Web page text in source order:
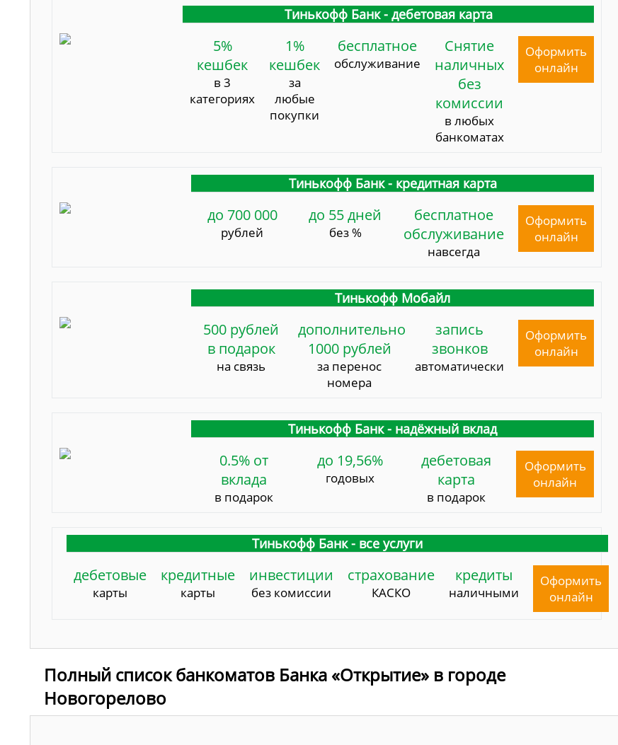
Тинькофф Банк - дебетовая карта
5%
кешбек
в 3
категориях
1%
кешбек
за
любые
покупки
бесплатное
обслуживание
Снятие
наличных
без
комиссии
в любых
банкоматах
Оформить
онлайн
Тинькофф Банк - кредитная карта
до 700 000
рублей
до 55 дней
без %
бесплатное
обслуживание
навсегда
Оформить
онлайн
Тинькофф Мобайл
500 рублей
в подарок
на связь
дополнительно
1000 рублей
за перенос
номера
запись
звонков
автоматически
Оформить
онлайн
Тинькофф Банк - надёжный вклад
0.5% от
вклада
в подарок
до 19,56%
годовых
дебетовая
карта
в подарок
Оформить
онлайн
Тинькофф Банк - все услуги
дебетовые
карты
кредитные
карты
инвестиции
без комиссии
страхование
КАСКО
кредиты
наличными
Оформить
онлайн
Полный список банкоматов Банка «Открытие» в городе
Новогорелово